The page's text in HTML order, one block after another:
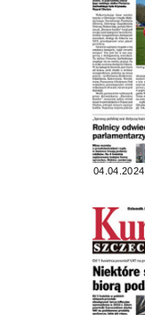
04.04.2024